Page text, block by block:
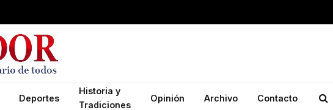
Deportes
Historia y
Tradiciones
Opinión Archivo Contacto